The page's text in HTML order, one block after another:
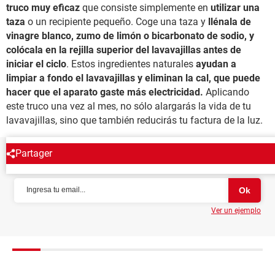
truco muy eficaz que consiste simplemente en utilizar una
taza o un recipiente pequeño. Coge una taza y llénala de
vinagre blanco, zumo de limón o bicarbonato de sodio, y
colócala en la rejilla superior del lavavajillas antes de
iniciar el ciclo. Estos ingredientes naturales ayudan a
limpiar a fondo el lavavajillas y eliminan la cal, que puede
hacer que el aparato gaste más electricidad. Aplicando
este truco una vez al mes, no sólo alargarás la vida de tu
lavavajillas, sino que también reducirás tu factura de la luz.
Partager
NEWSLETTER
Ver un ejemplo